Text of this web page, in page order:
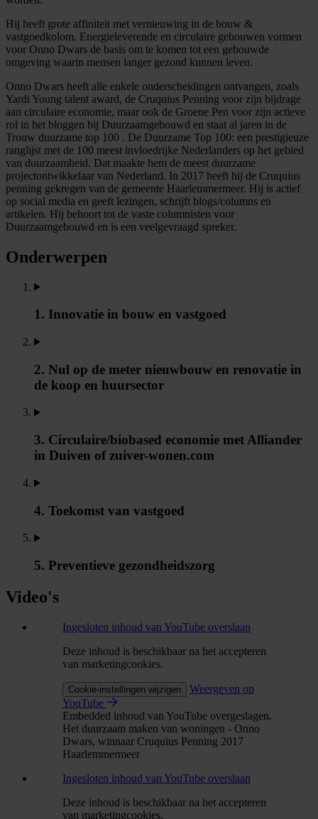
Hij heeft grote affiniteit met vernieuwing in de bouw &
vastgoedkolom. Energieleverende en circulaire gebouwen vormen
voor Onno Dwars de basis om te komen tot een gebouwde
omgeving waarin mensen langer gezond kunnen leven.
Onno Dwars heeft alle enkele onderscheidingen ontvangen, zoals
Yardi Young talent award, de Cruquius Penning voor zijn bijdrage
aan circulaire economie, maar ook de Groene Pen voor zijn actieve
rol in het bloggen bij Duurzaamgebouwd en staat al jaren in de
Trouw duurzame top 100 . De Duurzame Top 100: een prestigieuze
ranglijst met de 100 meest invloedrijke Nederlanders op het gebied
van duurzaamheid. Dat maakte hem de meest duurzame
projectontwikkelaar van Nederland. In 2017 heeft hij de Cruquius
penning gekregen van de gemeente Haarlemmermeer. Hij is actief
op social media en geeft lezingen, schrijft blogs/columns en
artikelen. Hij behoort tot de vaste columnisten voor
Duurzaamgebouwd en is een veelgevraagd spreker.
Onderwerpen
1. Innovatie in bouw en vastgoed
2. Nul op de meter nieuwbouw en renovatie in
de koop en huursector
3. Circulaire/biobased economie met Alliander
in Duiven of zuiver-wonen.com
4. Toekomst van vastgoed
5. Preventieve gezondheidszorg
Video's
Ingesloten inhoud van YouTube overslaan
Deze inhoud is beschikbaar na het accepteren
van marketingcookies.
Cookie-instellingen wijzigen
Weergeven op
YouTube
Embedded inhoud van YouTube overgeslagen.
Het duurzaam maken van woningen - Onno
Dwars, winnaar Cruquius Penning 2017
Haarlemmermeer
Ingesloten inhoud van YouTube overslaan
Deze inhoud is beschikbaar na het accepteren
van marketingcookies.